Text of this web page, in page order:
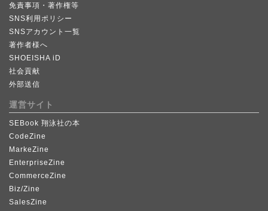
免責事項・著作権等
SNS利用ポリシー
SNSアカウント一覧
著作者様へ
SHOEISHA iD
社会貢献
外部送信
運営サイト
SEBook 翔泳社の本
CodeZine
MarkeZine
EnterpriseZine
CommerceZine
Biz/Zine
SalesZine